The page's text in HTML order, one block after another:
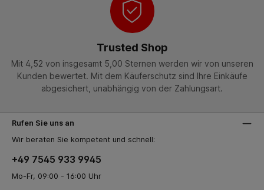
Trusted Shop
Mit 4,52 von insgesamt 5,00 Sternen werden wir von unseren
Kunden bewertet. Mit dem Käuferschutz sind Ihre Einkäufe
abgesichert, unabhängig von der Zahlungsart.
Rufen Sie uns an
Wir beraten Sie kompetent und schnell:
+49 7545 933 9945
Mo-Fr, 09:00 - 16:00 Uhr